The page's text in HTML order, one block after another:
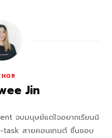
Jin
จบมนุษย์แต่ใจอยากเรียนนิ
task สายคอนเทนต์ ชื่นชอบ